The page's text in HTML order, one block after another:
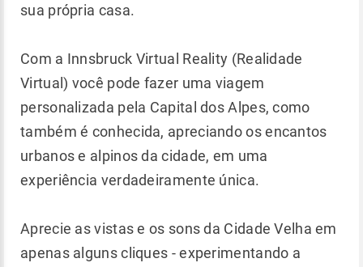
sua própria casa.
Com a Innsbruck Virtual Reality (Realidade
Virtual) você pode fazer uma viagem
personalizada pela Capital dos Alpes, como
também é conhecida, apreciando os encantos
urbanos e alpinos da cidade, em uma
experiência verdadeiramente única.
Aprecie as vistas e os sons da Cidade Velha em
apenas alguns cliques - experimentando a